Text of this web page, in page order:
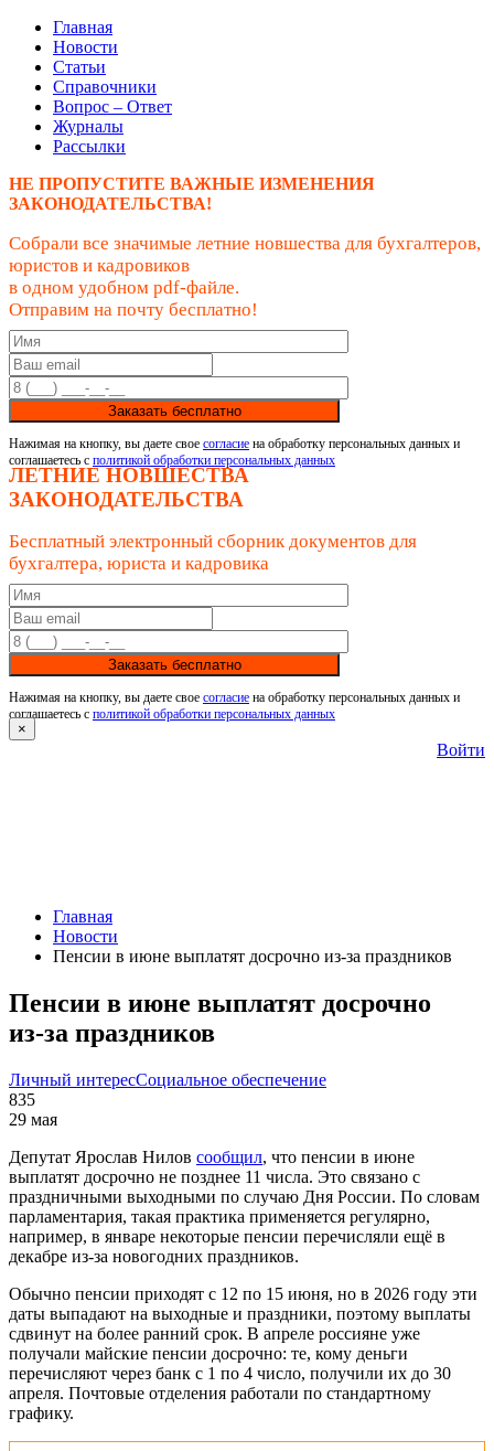
Главная
Новости
Статьи
Справочники
Вопрос – Ответ
Журналы
Рассылки
НЕ ПРОПУСТИТЕ ВАЖНЫЕ ИЗМЕНЕНИЯ
ЗАКОНОДАТЕЛЬСТВА!
Собрали все значимые летние новшества для бухгалтеров,
юристов и кадровиков
в одном удобном pdf-файле.
Отправим на почту бесплатно!
Заказать бесплатно
Нажимая на кнопку, вы даете свое согласие на обработку персональных данных и
соглашаетесь с политикой обработки персональных данных
ЛЕТНИЕ НОВШЕСТВА
ЗАКОНОДАТЕЛЬСТВА
Бесплатный электронный сборник документов для
бухгалтера, юриста и кадровика
Заказать бесплатно
Нажимая на кнопку, вы даете свое согласие на обработку персональных данных и
соглашаетесь с политикой обработки персональных данных
×
Войти
Главная
Новости
Пенсии в июне выплатят досрочно из‑за праздников
Пенсии в июне выплатят досрочно
из‑за праздников
Личный интересСоциальное обеспечение
835
29 мая
Депутат Ярослав Нилов сообщил, что пенсии в июне
выплатят досрочно не позднее 11 числа. Это связано с
праздничными выходными по случаю Дня России. По словам
парламентария, такая практика применяется регулярно,
например, в январе некоторые пенсии перечисляли ещё в
декабре из-за новогодних праздников.
Обычно пенсии приходят с 12 по 15 июня, но в 2026 году эти
даты выпадают на выходные и праздники, поэтому выплаты
сдвинут на более ранний срок. В апреле россияне уже
получали майские пенсии досрочно: те, кому деньги
перечисляют через банк с 1 по 4 число, получили их до 30
апреля. Почтовые отделения работали по стандартному
графику.